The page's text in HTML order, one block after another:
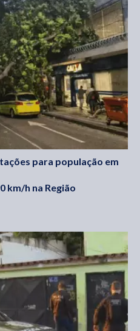
para população em
km/h na Região